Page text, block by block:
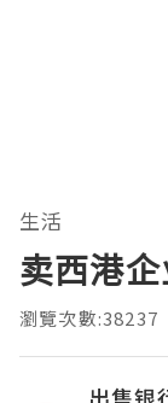
生活
卖西港
瀏覽次數:38237